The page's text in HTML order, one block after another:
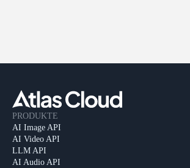
PRODUKTE
AI Image API
AI Video API
LLM API
AI Audio API